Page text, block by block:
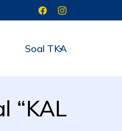
Soal TKA
“KAL